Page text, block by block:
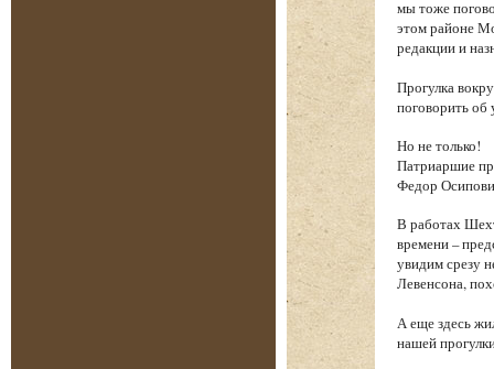
мы тоже
этом районе
редакции и
Прогулка
поговорить об
Но не только!
Патриаршие
Федор
В работах
времени –
увидим срезу
Левенсона,
А еще здесь
нашей